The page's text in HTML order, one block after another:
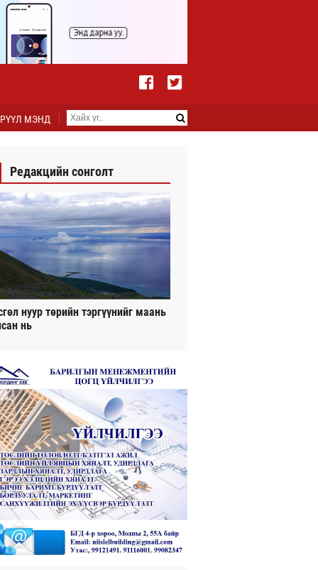
МЭНД
Редакцийн сонголт
нуур төрийн тэргүүнийг маань
нь